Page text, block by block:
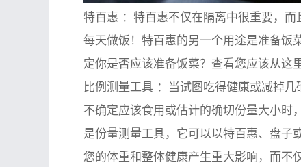
特百惠 ：特百惠不仅在隔离中很重要，
每天做饭！特百惠的另一个用途是准备饭
定你是否应该准备饭菜？查看您应该从这
比例测量工具 ：当试图吃得健康或减掉
不确定应该食用或估计的确切份量大小时
是份量测量工具，它可以以特百惠、盘子
您的体重和整体健康产生重大影响，而不